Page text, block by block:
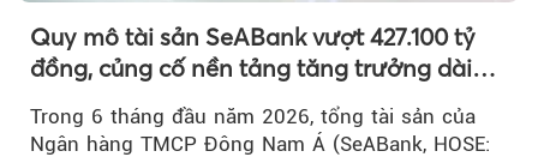
Quy mô tài sản SeABank vượt 427.100 tỷ
đồng, củng cố nền tảng tăng trưởng dài
Trong 6 tháng đầu năm 2026, tổng tài sản của
Ngân hàng TMCP Đông Nam Á (SeABank, HOSE: